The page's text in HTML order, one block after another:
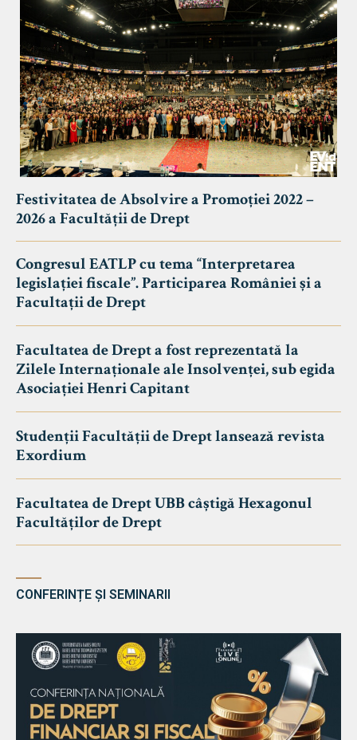
Festivitatea de Absolvire a Promoției 2022 –
2026 a Facultății de Drept
Congresul EATLP cu tema “Interpretarea
legislației fiscale”. Participarea României și a
Facultații de Drept
Facultatea de Drept a fost reprezentată la
Zilele Internaționale ale Insolvenței, sub egida
Asociației Henri Capitant
Studenții Facultății de Drept lansează revista
Exordium
Facultatea de Drept UBB câștigă Hexagonul
Facultăților de Drept
CONFERINȚE ȘI SEMINARII